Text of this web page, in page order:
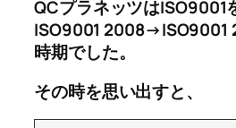
QCプラネッツはISO9001
ISO9001 2008→ISO9001
時期でした。
その時を思い出すと、